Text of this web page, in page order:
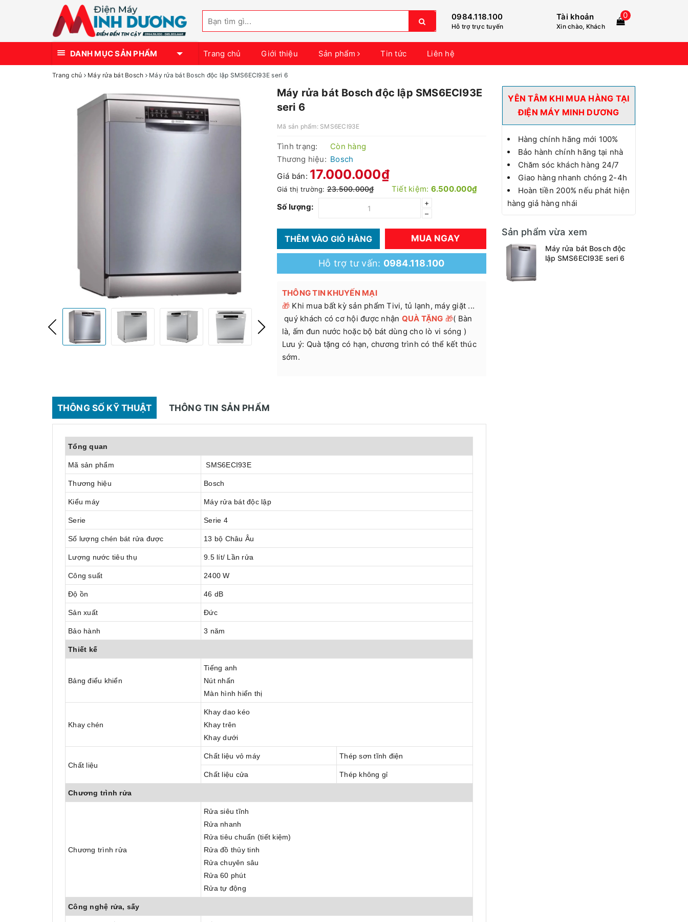
0984.118.100
Hỗ trợ trực tuyến
Tài khoản
Xin chào, Khách
0
DANH MỤC SẢN PHẨM Trang chủ Giới thiệu Sản phẩm Tin tức Liên hệ
Trang chủ Máy rửa bát Bosch Máy rửa bát Bosch độc lập SMS6ECI93E seri 6
Máy rửa bát Bosch độc lập SMS6ECI93E
seri 6
Mã sản phẩm: SMS6ECI93E
Tình trạng:
Còn hàng
Thương hiệu: Bosch
Giá bán: 17.000.000₫
Giá thị trường:23.500.000₫ Tiết kiệm: 6.500.000₫
Số lượng:
+
–
THÊM VÀO GIỎ HÀNG MUA NGAY
Hỗ trợ tư vấn: 0984.118.100
THÔNG TIN KHUYẾN MẠI
🎁 Khi mua bất kỳ sản phẩm Tivi, tủ lạnh, máy giặt ...
quý khách có cơ hội được nhận QUÀ TẶNG 🎁( Bàn
là, ấm đun nước hoặc bộ bát dùng cho lò vi sóng )
Lưu ý: Quà tặng có hạn, chương trình có thể kết thúc
sớm.
THÔNG SỐ KỸ THUẬT THÔNG TIN SẢN PHẨM
Tổng quan
Mã sản phẩm SMS6ECI93E
Thương hiệu Bosch
Kiểu máy Máy rửa bát độc lập
Serie Serie 4
Số lượng chén bát rửa được 13 bộ Châu Âu
Lượng nước tiêu thụ 9.5 lít/ Lần rửa
Công suất 2400 W
Độ ồn 46 dB
Sản xuất Đức
Bảo hành 3 năm
Thiết kế
Bảng điểu khiển
Tiếng anh
Nút nhấn
Màn hình hiển thị
Khay chén
Khay dao kéo
Khay trên
Khay dưới
Chất liệu
Chất liệu vỏ máy Thép sơn tĩnh điện
Chất liệu cửa Thép không gỉ
Chương trình rửa
Chương trình rửa
Rửa siêu tĩnh
Rửa nhanh
Rửa tiêu chuẩn (tiết kiệm)
Rửa đồ thủy tinh
Rửa chuyên sâu
Rửa 60 phút
Rửa tự động
Công nghệ rửa, sấy
YÊN TÂM KHI MUA HÀNG TẠI
ĐIỆN MÁY MINH DƯƠNG
Hàng chính hãng mới 100%
Bảo hành chính hãng tại nhà
Chăm sóc khách hàng 24/7
Giao hàng nhanh chóng 2-4h
Hoàn tiền 200% nếu phát hiện
hàng giả hàng nhái
Sản phẩm vừa xem
Máy rửa bát Bosch độc
lập SMS6ECI93E seri 6